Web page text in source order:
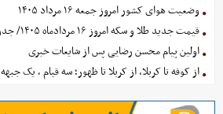
وضعیت هوای کشور امروز جمعه ۱۶ مرداد ۱۴۰۵
قیمت جدید طلا و سکه امروز ۱۶ مردادماه ۱۴۰۵/ جدول
اولین پیام محسن رضایی پس از شایعات خبری
از کوفه تا کربلا، از کربلا تا ظهور؛ سه قیام ، یک جبهه